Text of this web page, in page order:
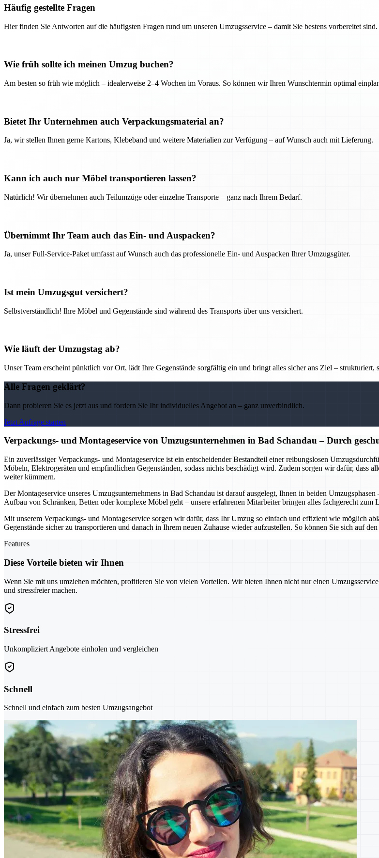
Häufig gestellte Fragen
Hier finden Sie Antworten auf die häufigsten Fragen rund um unseren Umzugsservice – damit Sie bestens vorbereitet sind.
Wie früh sollte ich meinen Umzug buchen?
Am besten so früh wie möglich – idealerweise 2–4 Wochen im Voraus. So können wir Ihren Wunschtermin optimal
Bietet Ihr Unternehmen auch Verpackungsmaterial an?
Ja, wir stellen Ihnen gerne Kartons, Klebeband und weitere Materialien zur Verfügung – auf Wunsch auch mit Lieferung.
Kann ich auch nur Möbel transportieren lassen?
Natürlich! Wir übernehmen auch Teilumzüge oder einzelne Transporte – ganz nach Ihrem Bedarf.
Übernimmt Ihr Team auch das Ein- und Auspacken?
Ja, unser Full-Service-Paket umfasst auf Wunsch auch das professionelle Ein- und Auspacken Ihrer Umzugsgüter.
Ist mein Umzugsgut versichert?
Selbstverständlich! Ihre Möbel und Gegenstände sind während des Transports über uns versichert.
Wie läuft der Umzugstag ab?
Unser Team erscheint pünktlich vor Ort, lädt Ihre Gegenstände sorgfältig ein und bringt alles sicher ans Ziel – strukturiert,
Alle Fragen geklärt?
Dann probieren Sie es jetzt aus und fordern Sie Ihr individuelles Angebot an – ganz unverbindlich.
Jetzt Anfrage starten
Verpackungs- und Montageservice von Umzugsunternehmen in Bad Schandau – Durch
Ein zuverlässiger Verpackungs- und Montageservice ist ein entscheidender Bestandteil einer reibungslosen
Möbeln, Elektrogeräten und empfindlichen Gegenständen, sodass nichts beschädigt wird. Zudem sorgen wir dafür, dass
weiter kümmern.
Der Montageservice unseres Umzugsunternehmens in Bad Schandau ist darauf ausgelegt, Ihnen in beiden
Aufbau von Schränken, Betten oder komplexe Möbel geht – unsere erfahrenen Mitarbeiter bringen alles fachgerecht
Mit unserem Verpackungs- und Montageservice sorgen wir dafür, dass Ihr Umzug so einfach und effizient wie möglich
Gegenstände sicher zu transportieren und danach in Ihrem neuen Zuhause wieder aufzustellen. So können Sie sich auf
Features
Diese Vorteile bieten wir Ihnen
Wenn Sie mit uns umziehen möchten, profitieren Sie von vielen Vorteilen. Wir bieten Ihnen nicht nur einen
und stressfreier machen.
Stressfrei
Unkompliziert Angebote einholen und vergleichen
Schnell
Schnell und einfach zum besten Umzugsangebot